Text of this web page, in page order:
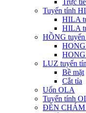
Trực
Tuyến tính
HILA
HILA
HỒNG tuyến
HONG
HONG
LUZ tuyến
Bề mặt
Cắt tỉa
Uốn OLA
Tuyến tính
ĐÈN CHÁM